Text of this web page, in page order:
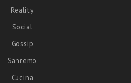
Reality
Social
Gossip
Sanremo
Cucina